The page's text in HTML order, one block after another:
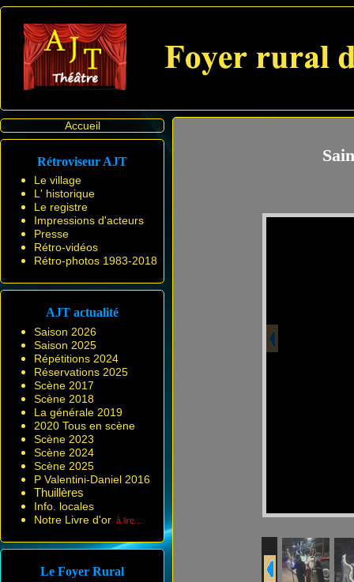
Accueil
Rétroviseur AJT
Le village
L' historique
Le registre
Impressions d'acteurs
Presse
Rétro-vidéos
Rétro-photos 1983-2018
AJT actualité
Saison 2026
Saison 2025
Répétitions 2024
Réservations 2025
Scène 2017
Scène 2018
La générale 2019
2020 Tous en scène
Scène 2023
Scène 2024
Scène 2025
P Valentini-Daniel 2016
Thuillères
Info. locales
Notre Livre d'or à lire...
Le Foyer Rural